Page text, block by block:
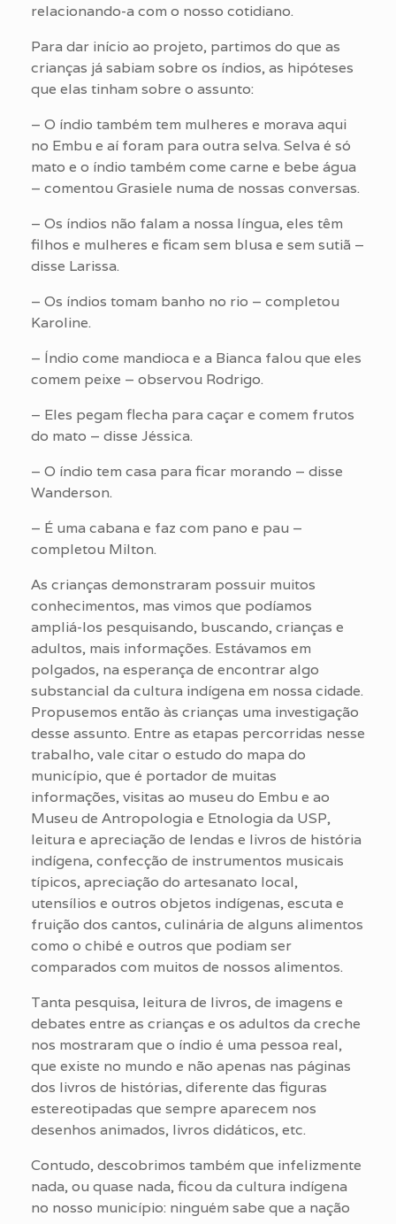
relacionando-a com o nosso cotidiano.
Para dar início ao projeto, partimos do que as
crianças já sabiam sobre os índios, as hipóteses
que elas tinham sobre o assunto:
– O índio também tem mulheres e morava aqui
no Embu e aí foram para outra selva. Selva é só
mato e o índio também come carne e bebe água
– comentou Grasiele numa de nossas conversas.
– Os índios não falam a nossa língua, eles têm
filhos e mulheres e ficam sem blusa e sem sutiã –
disse Larissa.
– Os índios tomam banho no rio – completou
Karoline.
– Índio come mandioca e a Bianca falou que eles
comem peixe – observou Rodrigo.
– Eles pegam flecha para caçar e comem frutos
do mato – disse Jéssica.
– O índio tem casa para ficar morando – disse
Wanderson.
– É uma cabana e faz com pano e pau –
completou Milton.
As crianças demonstraram possuir muitos
conhecimentos, mas vimos que podíamos
ampliá-los pesquisando, buscando, crianças e
adultos, mais informações. Estávamos em
polgados, na esperança de encontrar algo
substancial da cultura indígena em nossa cidade.
Propusemos então às crianças uma investigação
desse assunto. Entre as etapas percorridas nesse
trabalho, vale citar o estudo do mapa do
município, que é portador de muitas
informações, visitas ao museu do Embu e ao
Museu de Antropologia e Etnologia da USP,
leitura e apreciação de lendas e livros de história
indígena, confecção de instrumentos musicais
típicos, apreciação do artesanato local,
utensílios e outros objetos indígenas, escuta e
fruição dos cantos, culinária de alguns alimentos
como o chibé e outros que podiam ser
comparados com muitos de nossos alimentos.
Tanta pesquisa, leitura de livros, de imagens e
debates entre as crianças e os adultos da creche
nos mostraram que o índio é uma pessoa real,
que existe no mundo e não apenas nas páginas
dos livros de histórias, diferente das figuras
estereotipadas que sempre aparecem nos
desenhos animados, livros didáticos, etc.
Contudo, descobrimos também que infelizmente
nada, ou quase nada, ficou da cultura indígena
no nosso município: ninguém sabe que a nação